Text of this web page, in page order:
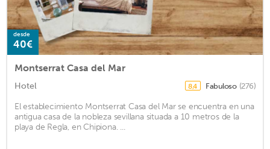
desde
40€
Montserrat Casa del Mar
Hotel 8,4 Fabuloso (276)
El establecimiento Montserrat Casa del Mar se encuentra en una
antigua casa de la nobleza sevillana situada a 10 metros de la
playa de Regla, en Chipiona. ...